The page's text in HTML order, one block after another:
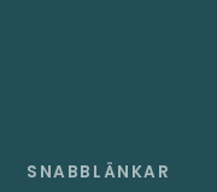
SNABBLÄNKAR